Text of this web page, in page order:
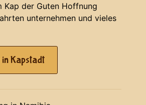
Kap der Guten Hoffnung
unternehmen und vieles
Kapstadt